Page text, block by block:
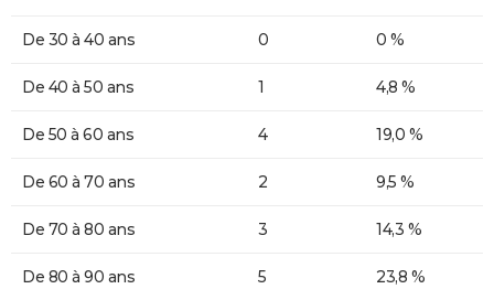
De 30 à 40 ans 0 0 %
De 40 à 50 ans 1 4,8 %
De 50 à 60 ans 4 19,0 %
De 60 à 70 ans 2 9,5 %
De 70 à 80 ans 3 14,3 %
De 80 à 90 ans 5 23,8 %